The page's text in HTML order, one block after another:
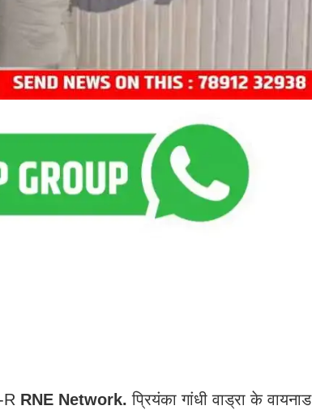
R RNE Network. प्रियंका गांधी वाड्रा के वायनाड